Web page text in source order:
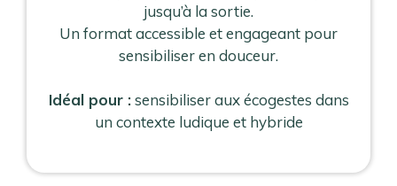
jusqu’à la sortie.
Un format accessible et engageant pour
sensibiliser en douceur.
Idéal pour :sensibiliser aux écogestes dans
un contexte ludique et hybride